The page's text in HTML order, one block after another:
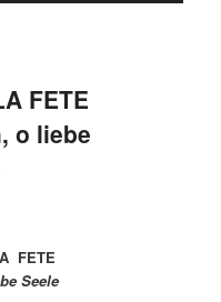
FETE
o liebe
Seele